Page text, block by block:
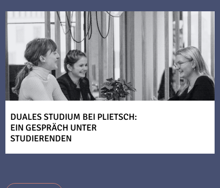
DUALES STUDIUM BEI PLIETSCH:
EIN GESPRÄCH UNTER
STUDIERENDEN